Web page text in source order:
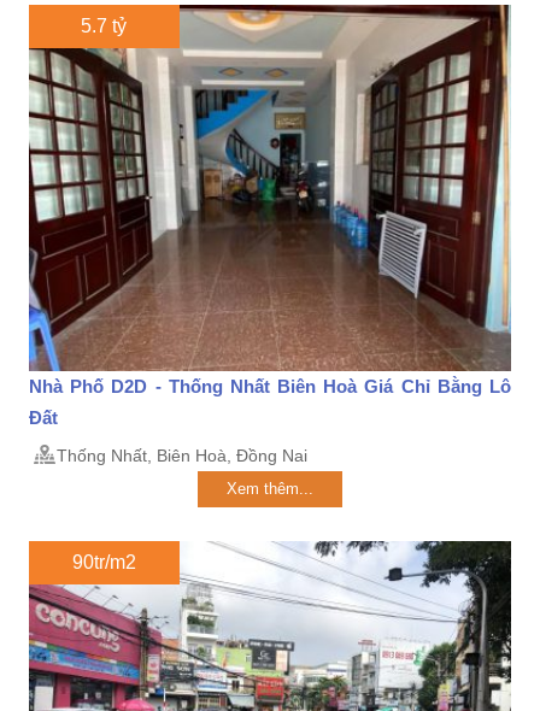
5.7 tỷ
Nhà Phố D2D - Thống Nhất Biên Hoà Giá Chỉ Bằng Lô
Đất
Thống Nhất, Biên Hoà, Đồng Nai
Xem thêm...
90tr/m2